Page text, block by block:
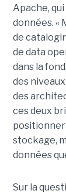
Apache,
données. «
de
de data
dans la
des
des
ces deux
positionner
stockage,
données
Sur la